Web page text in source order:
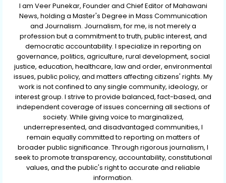
I am Veer Punekar, Founder and Chief Editor of Mahawani
News, holding a Master's Degree in Mass Communication
and Journalism. Journalism, for me, is not merely a
profession but a commitment to truth, public interest, and
democratic accountability. I specialize in reporting on
governance, politics, agriculture, rural development, social
justice, education, healthcare, law and order, environmental
issues, public policy, and matters affecting citizens' rights. My
work is not confined to any single community, ideology, or
interest group. I strive to provide balanced, fact-based, and
independent coverage of issues concerning all sections of
society. While giving voice to marginalized,
underrepresented, and disadvantaged communities, I
remain equally committed to reporting on matters of
broader public significance. Through rigorous journalism, I
seek to promote transparency, accountability, constitutional
values, and the public's right to accurate and reliable
information.